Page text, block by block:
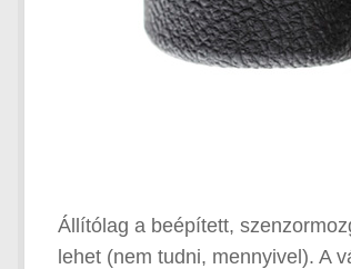
Állítólag a beépített,
lehet (nem tudni, mennyivel). A